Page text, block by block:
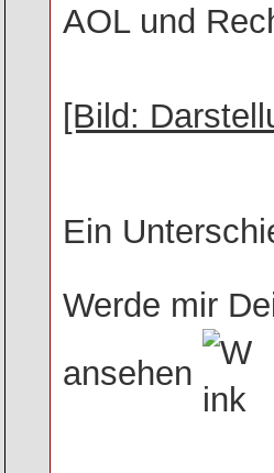
AOL und
[Bild:
Ein
Werde mir
ansehen